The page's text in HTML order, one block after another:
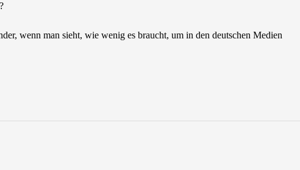
wenn man sieht, wie wenig es braucht, um in den deutschen Medien